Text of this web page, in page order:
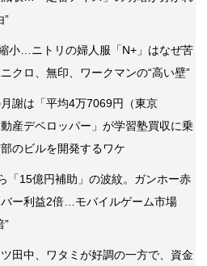
”
小…ニトリの婦人服「N+」はなぜ苦
クロ、無印、ワークマンの“高い壁”
謝は「平均4万7069円（東京
産デベロッパー」が学習塾買収に乗
のビルを開発するワケ
「15億円補助」の波紋。ガンホー赤
ー利益2倍…モバイルゲーム市場
”
田中、ワタミが好調の一方で、資金